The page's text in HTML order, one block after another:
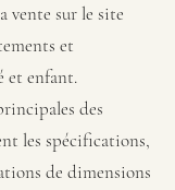
vente sur le site
et
et enfant.
des
les spécifications,
de dimensions